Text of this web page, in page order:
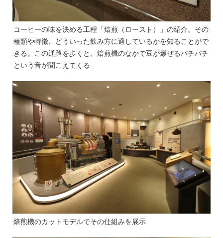
コーヒーの味を決める工程「焙煎（ロースト）」の紹介。その
種類や特徴、どういった飲み方に適しているかを知ることがで
きる。この通路を歩くと、焙煎機のなかで豆が爆ぜるパチパチ
という音が聞こえてくる
焙煎機のカットモデルでその仕組みを展示